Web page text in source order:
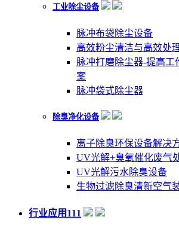
工业除尘设备
脉冲布袋除尘设备
高效粉尘清洁与高效处
脉冲打磨除尘器-提高工
案
脉冲袋式除尘器
除臭净化设备
离子除臭环保设备解决
UV光解+臭氧催化废气
UV光解污水除臭设备
生物过滤除臭清新空气
行业应用111